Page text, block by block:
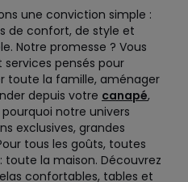
une conviction simple :
de confort, de style et
Notre promesse ? Vous
pensés pour
toute la famille, aménager
depuis votre canapé,
notre univers
exclusives, grandes
tous les goûts, toutes
la maison. Découvrez
confortables, tables et